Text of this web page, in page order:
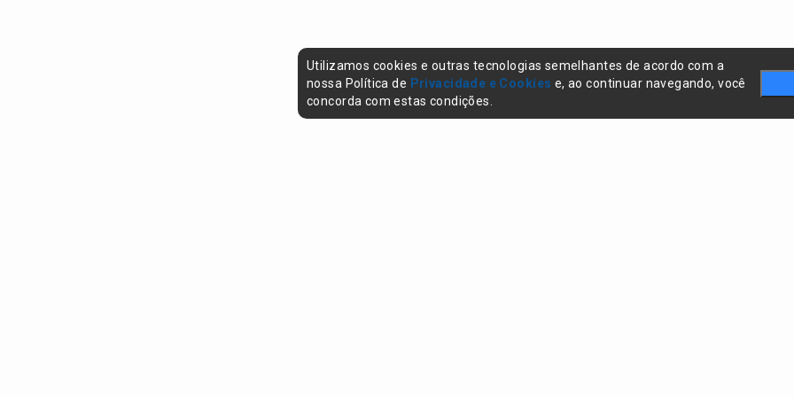
Utilizamos cookies e outras tecnologias semelhantes de acordo com a
nossa Política de Privacidade e Cookies e, ao continuar navegando, você
concorda com estas condições.